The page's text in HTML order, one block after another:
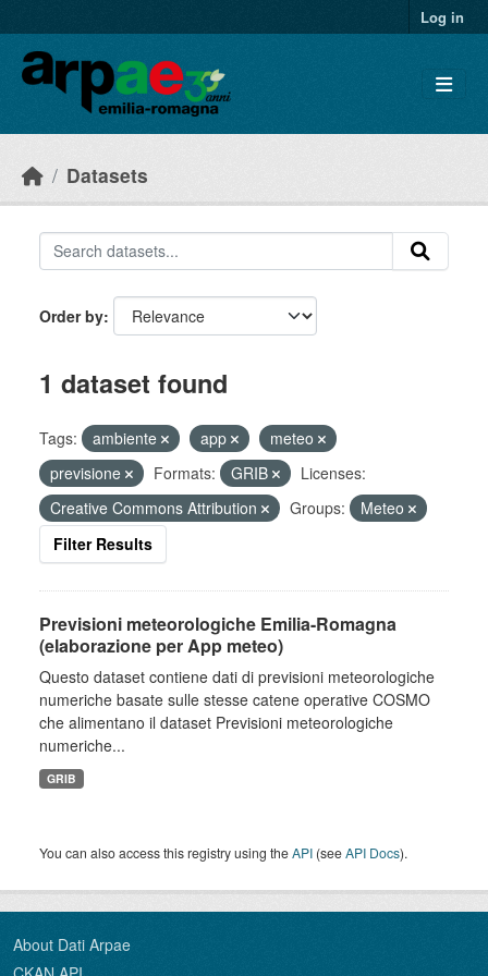
Log in
Datasets
Order by
1 dataset found
Tags: ambiente app
meteo
previsione
Formats: GRIB
Licenses:
Creative Commons Attribution
Groups:
Meteo
Filter Results
Previsioni meteorologiche Emilia-Romagna
(elaborazione per App meteo)
Questo dataset contiene dati di previsioni meteorologiche
numeriche basate sulle stesse catene operative COSMO
che alimentano il dataset Previsioni meteorologiche
numeriche...
GRIB
You can also access this registry using theAPI (seeAPI Docs).
About Dati Arpae